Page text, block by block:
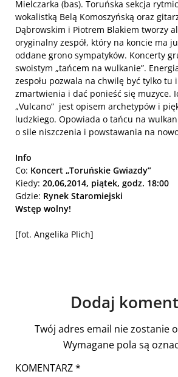
Mielczarka (bas). Toruńska sekcja
wokalistką Belą Komoszyńską oraz
Dąbrowskim i Piotrem Blakiem tworzy
oryginalny zespół, który na koncie ma
oddane grono sympatyków. Koncerty
swoistym „tańcem na wulkanie”.
zespołu pozwala na chwilę być tylko tu
zmartwienia i dać ponieść się muzyce.
„Vulcano” jest opisem archetypów i
ludzkiego. Opowiada o tańcu na
o sile niszczenia i powstawania na
Info
Co: Koncert „Toruńskie Gwiazdy”
Kiedy: 20,06,2014, piątek, godz. 18:00
Gdzie: Rynek Staromiejski
Wstęp wolny!
[fot. Angelika Plich]
Dodaj
Twój adres email nie zostanie
Wymagane pola są
KOMENTARZ*